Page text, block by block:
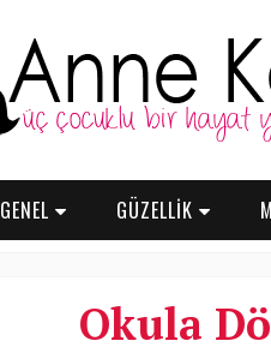
GENEL GÜZELLİK
Okula